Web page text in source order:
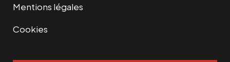
Mentions légales
Cookies